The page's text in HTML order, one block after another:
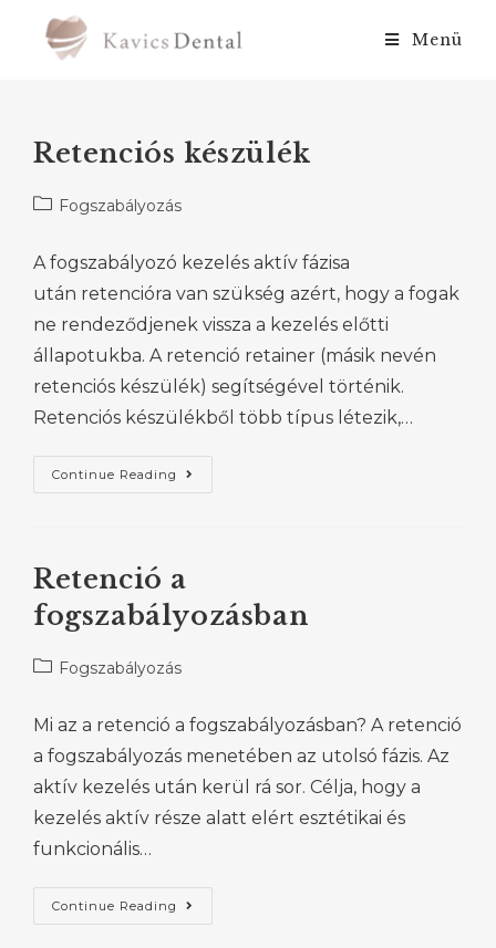
Menü
Retenciós készülék
Fogszabályozás
A fogszabályozó kezelés aktív fázisa
után retencióra van szükség azért, hogy a fogak
ne rendeződjenek vissza a kezelés előtti
állapotukba. A retenció retainer (másik nevén
retenciós készülék) segítségével történik.
Retenciós készülékből több típus létezik,…
Continue Reading
Retenció a
fogszabályozásban
Fogszabályozás
Mi az a retenció a fogszabályozásban? A retenció
a fogszabályozás menetében az utolsó fázis. Az
aktív kezelés után kerül rá sor. Célja, hogy a
kezelés aktív része alatt elért esztétikai és
funkcionális…
Continue Reading